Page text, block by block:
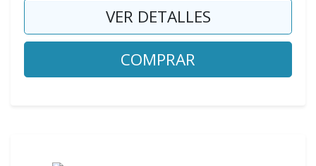
VER DETALLES
COMPRAR